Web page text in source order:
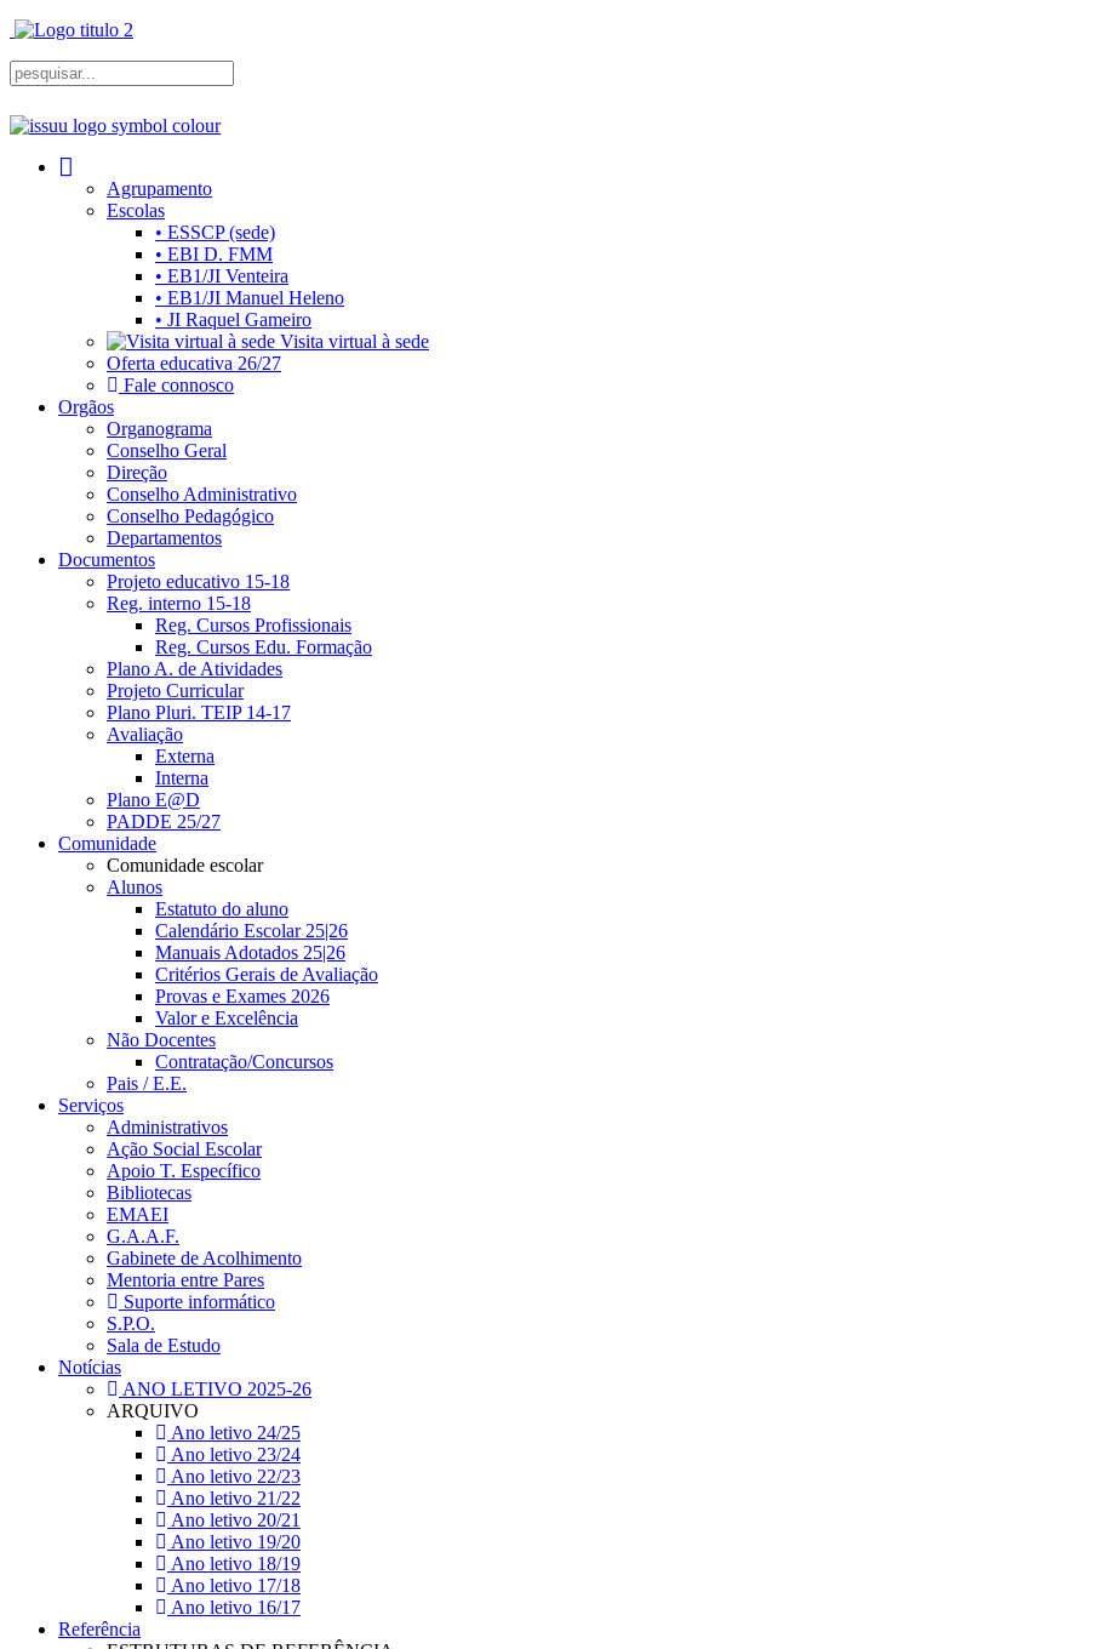
Agrupamento
Escolas
• ESSCP (sede)
• EBI D. FMM
• EB1/JI Venteira
• EB1/JI Manuel Heleno
• JI Raquel Gameiro
Visita virtual à sede
Oferta educativa 26/27
Fale connosco
Orgãos
Organograma
Conselho Geral
Direção
Conselho Administrativo
Conselho Pedagógico
Departamentos
Documentos
Projeto educativo 15-18
Reg. interno 15-18
Reg. Cursos Profissionais
Reg. Cursos Edu. Formação
Plano A. de Atividades
Projeto Curricular
Plano Pluri. TEIP 14-17
Avaliação
Externa
Interna
Plano E@D
PADDE 25/27
Comunidade
Comunidade escolar
Alunos
Estatuto do aluno
Calendário Escolar 25|26
Manuais Adotados 25|26
Critérios Gerais de Avaliação
Provas e Exames 2026
Valor e Excelência
Não Docentes
Contratação/Concursos
Pais / E.E.
Serviços
Administrativos
Ação Social Escolar
Apoio T. Específico
Bibliotecas
EMAEI
G.A.A.F.
Gabinete de Acolhimento
Mentoria entre Pares
Suporte informático
S.P.O.
Sala de Estudo
Notícias
ANO LETIVO 2025-26
ARQUIVO
Ano letivo 24/25
Ano letivo 23/24
Ano letivo 22/23
Ano letivo 21/22
Ano letivo 20/21
Ano letivo 19/20
Ano letivo 18/19
Ano letivo 17/18
Ano letivo 16/17
Referência